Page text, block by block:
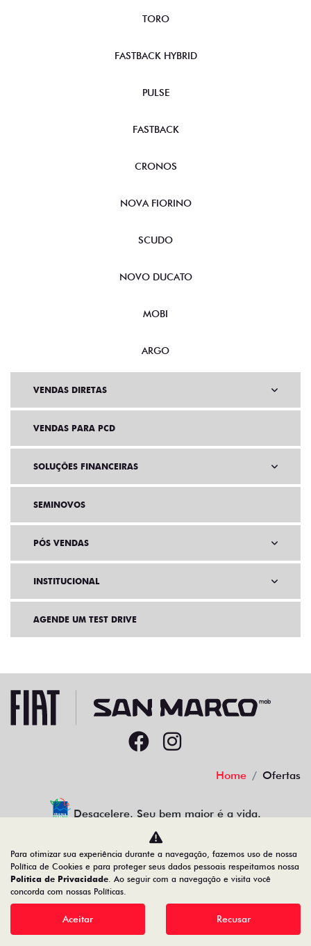
TORO
FASTBACK HYBRID
PULSE
FASTBACK
CRONOS
NOVA FIORINO
SCUDO
NOVO DUCATO
MOBI
ARGO
VENDAS DIRETAS
VENDAS PARA PCD
SOLUÇÕES FINANCEIRAS
SEMINOVOS
PÓS VENDAS
INSTITUCIONAL
AGENDE UM TEST DRIVE
Home Ofertas
Desacelere. Seu bem maior é a vida.
22.204.101/0001-17
Desenvolvido pela DEALERSPACE ® Direitos Reservados.
Para otimizar sua experiência durante a navegação, fazemos uso de nossa
Política de Cookies e para proteger seus dados pessoais respeitamos nossa
Política de Privacidade. Ao seguir com a navegação e visita você
concorda com nossas Políticas.
Aceitar Recusar